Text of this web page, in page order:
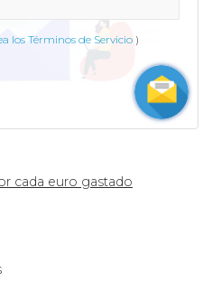
los Términos de Servicio )
cada euro gastado